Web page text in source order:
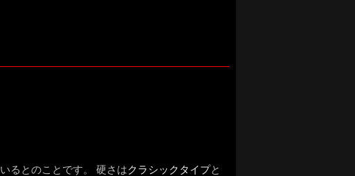
るとのことです。 硬さはクラシックタイプと